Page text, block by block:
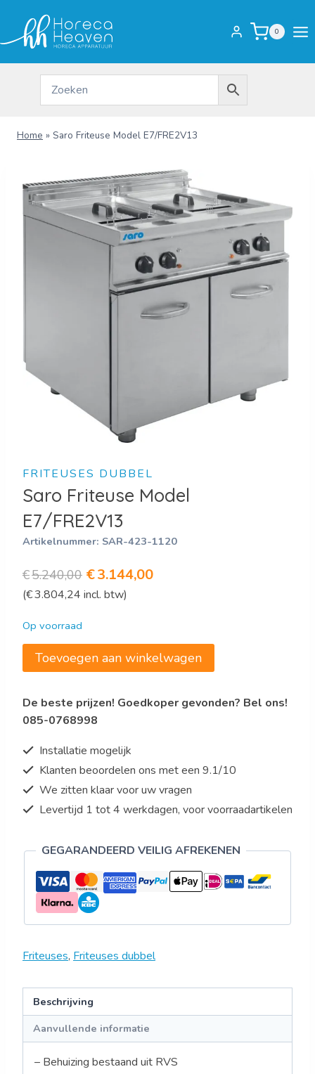
inhoud
0
Home » Saro Friteuse Model E7/FRE2V13
FRITEUSES DUBBEL
Saro Friteuse Model
E7/FRE2V13
Artikelnummer: SAR-423-1120
€5.240,00 Oorspronkelijke
prijs
€5.240,00.
€3.144,00Huidige
€3.144,00.
(€3.804,24 incl. btw)
Op voorraad
Saro
Friteuse
E7/FRE2V13
aantal
Toevoegen aan winkelwagen
De beste prijzen! Goedkoper gevonden? Bel ons!
085-0768998
Installatie mogelijk
Klanten beoordelen ons met een 9.1/10
We zitten klaar voor uw vragen
Levertijd 1 tot 4 werkdagen, voor voorraadartikelen
GEGARANDEERD VEILIG AFREKENEN
Friteuses, Friteuses dubbel
Beschrijving
Aanvullende informatie
– Behuizing bestaand uit RVS